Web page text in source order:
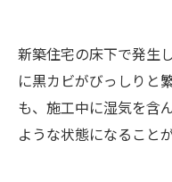
新築住宅の床下で発生
に黒カビがびっしりと
も、施工中に湿気を含
ような状態になること